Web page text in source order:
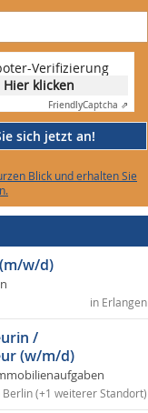
Verifizierung
Hier klicken
FriendlyCaptcha ⇗
sich jetzt an!
Blick und erhalten Sie
w/d)
in Erlangen
/
(w/m/d)
Berlin (+1 weiterer Standort)